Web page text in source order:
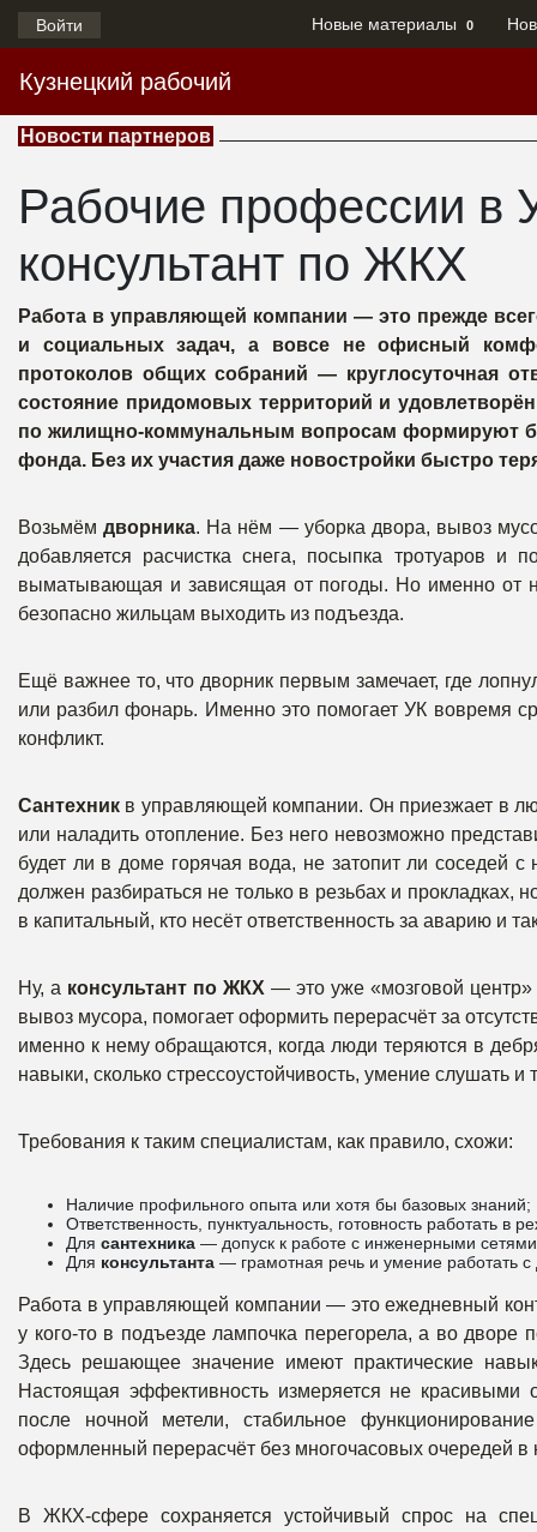
Войти Новые материалы 0
Кузнецкий рабочий
Новости партнеров
Рабочие профессии в
консультант по ЖКХ
Работа в управляющей компании — это прежде
и социальных задач, а вовсе не офисный
протоколов общих собраний — круглосуточная
состояние придомовых территорий и
по жилищно-коммунальным вопросам формируют
фонда. Без их участия даже новостройки быстро
Возьмёмдворника. На нём — уборка двора, вывоз
добавляется расчистка снега, посыпка тротуаров
выматывающая и зависящая от погоды. Но именно от
безопасно жильцам выходить из подъезда.
Ещё важнее то, что дворник первым замечает, где
или разбил фонарь. Именно это помогает УК вовремя
конфликт.
Сантехник в управляющей компании. Он приезжает в
или наладить отопление. Без него невозможно
будет ли в доме горячая вода, не затопит ли соседей
должен разбираться не только в резьбах и
в капитальный, кто несёт ответственность за аварию и
Ну, а консультант по ЖКХ — это уже «мозговой
вывоз мусора, помогает оформить перерасчёт за
именно к нему обращаются, когда люди теряются в
навыки, сколько стрессоустойчивость, умение слушать
Требования к таким специалистам, как правило, схожи:
Наличие профильного опыта или хотя бы базовых знаний;
Ответственность, пунктуальность, готовность работать в
Для сантехника — допуск к работе с инженерными
Для консультанта — грамотная речь и умение работать с
Работа в управляющей компании — это ежедневный
у кого-то в подъезде лампочка перегорела, а во
Здесь решающее значение имеют практические
Настоящая эффективность измеряется не красивыми
после ночной метели, стабильное
оформленный перерасчёт без многочасовых очередей в
В ЖКХ-сфере сохраняется устойчивый спрос на